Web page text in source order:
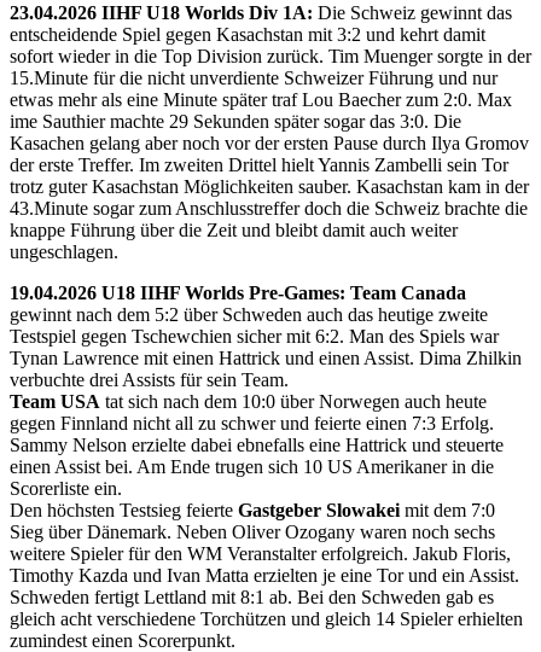
23.04.2026 IIHF U18 Worlds Div 1A: Die Schweiz gewinnt das
entscheidende Spiel gegen Kasachstan mit 3:2 und kehrt damit
sofort wieder in die Top Division zurück. Tim Muenger sorgte in der
15.Minute für die nicht unverdiente Schweizer Führung und nur
etwas mehr als eine Minute später traf Lou Baecher zum 2:0. Max
ime Sauthier machte 29 Sekunden später sogar das 3:0. Die
Kasachen gelang aber noch vor der ersten Pause durch Ilya Gromov
der erste Treffer. Im zweiten Drittel hielt Yannis Zambelli sein Tor
trotz guter Kasachstan Möglichkeiten sauber. Kasachstan kam in der
43.Minute sogar zum Anschlusstreffer doch die Schweiz brachte die
knappe Führung über die Zeit und bleibt damit auch weiter
ungeschlagen.
19.04.2026 U18 IIHF Worlds Pre-Games: Team Canada
gewinnt nach dem 5:2 über Schweden auch das heutige zweite
Testspiel gegen Tschewchien sicher mit 6:2. Man des Spiels war
Tynan Lawrence mit einen Hattrick und einen Assist. Dima Zhilkin
verbuchte drei Assists für sein Team.
Team USA tat sich nach dem 10:0 über Norwegen auch heute
gegen Finnland nicht all zu schwer und feierte einen 7:3 Erfolg.
Sammy Nelson erzielte dabei ebnefalls eine Hattrick und steuerte
einen Assist bei. Am Ende trugen sich 10 US Amerikaner in die
Scorerliste ein.
Den höchsten Testsieg feierte Gastgeber Slowakei mit dem 7:0
Sieg über Dänemark. Neben Oliver Ozogany waren noch sechs
weitere Spieler für den WM Veranstalter erfolgreich. Jakub Floris,
Timothy Kazda und Ivan Matta erzielten je eine Tor und ein Assist.
Schweden fertigt Lettland mit 8:1 ab. Bei den Schweden gab es
gleich acht verschiedene Torchützen und gleich 14 Spieler erhielten
zumindest einen Scorerpunkt.